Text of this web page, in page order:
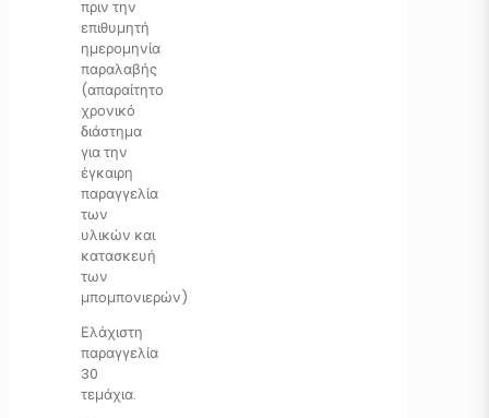
πριν την
επιθυμητή
ημερομηνία
παραλαβής
(απαραίτητο
χρονικό
διάστημα
για την
έγκαιρη
παραγγελία
των
υλικών και
κατασκευή
των
μπομπονιερών)
Ελάχιστη
παραγγελία
30
τεμάχια.